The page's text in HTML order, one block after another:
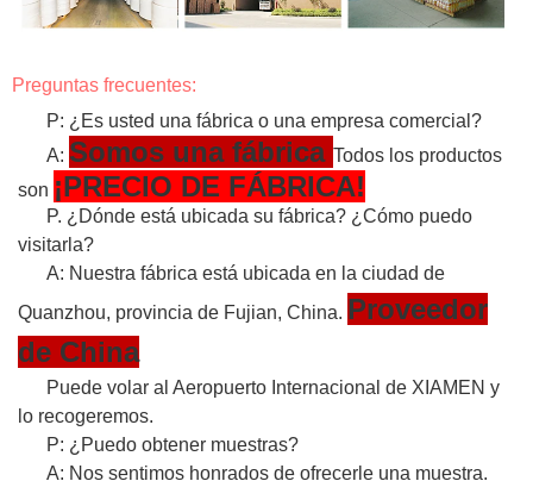
Preguntas frecuentes:
P: ¿Es usted una fábrica o una empresa comercial?
A: Somos una fábrica Todos los productos
son ¡PRECIO DE FÁBRICA!
P. ¿Dónde está ubicada su fábrica? ¿Cómo puedo
visitarla?
A: Nuestra fábrica está ubicada en la ciudad de
Quanzhou, provincia de Fujian, China. Proveedor
de China
Puede volar al Aeropuerto Internacional de XIAMEN y
lo recogeremos.
P: ¿Puedo obtener muestras?
A: Nos sentimos honrados de ofrecerle una muestra.